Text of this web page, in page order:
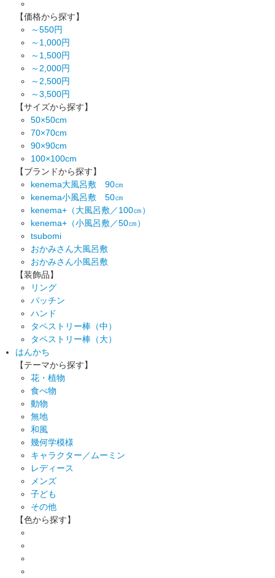
【価格から探す】
～550円
～1,000円
～1,500円
～2,000円
～2,500円
～3,500円
【サイズから探す】
50×50cm
70×70cm
90×90cm
100×100cm
【ブランドから探す】
kenema大風呂敷 90㎝
kenema小風呂敷 50㎝
kenema+（大風呂敷／100㎝）
kenema+（小風呂敷／50㎝）
tsubomi
おかみさん大風呂敷
おかみさん小風呂敷
【装飾品】
リング
パッチン
ハンド
タペストリー棒（中）
タペストリー棒（大）
はんかち
【テーマから探す】
花・植物
食べ物
動物
無地
和風
幾何学模様
キャラクター／ムーミン
レディース
メンズ
子ども
その他
【色から探す】